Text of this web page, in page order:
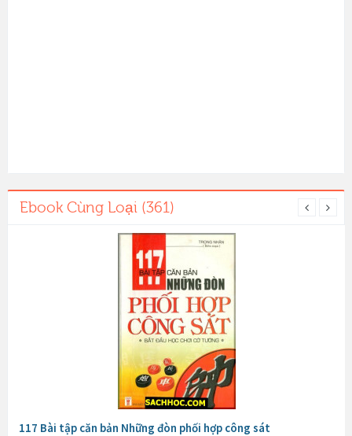
Ebook Cùng Loại (361)
117 Bài tập căn bản Những đòn phối hợp công sát